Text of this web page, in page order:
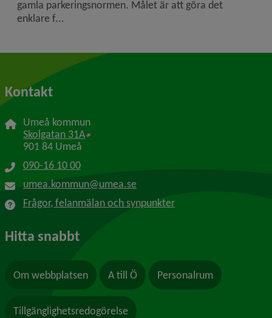
gamla parkerings­normen. Målet är att göra det
enklare f...
Kontakt
Umeå kommun
Skolgatan 31A Länk till annan webbplats, öppnas i nytt
901 84 Umeå
090-16 10 00
umea.kommun@umea.se
Frågor, felanmälan och synpunkter
Hitta snabbt
Om webbplatsen A till Ö Personalrum
Tillgänglighetsredogörelse